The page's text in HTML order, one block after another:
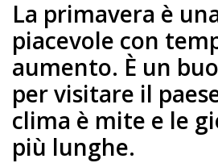
La primavera è
piacevole con
aumento. È un
per visitare il
clima è mite e le
più lunghe.